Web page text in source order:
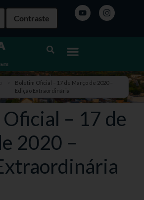
Contraste
Boletim Oficial – 17 de Março de 2020 –
Edição Extraordinária
– 17 de
2020 –